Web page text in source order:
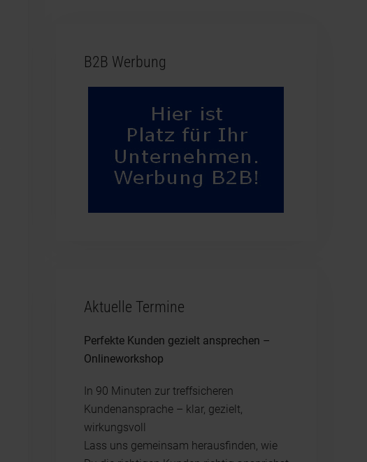
B2B Werbung
Aktuelle Termine
Perfekte Kunden gezielt ansprechen –
Onlineworkshop
In 90 Minuten zur treffsicheren
Kundenansprache – klar, gezielt,
wirkungsvoll
Lass uns gemeinsam herausfinden, wie